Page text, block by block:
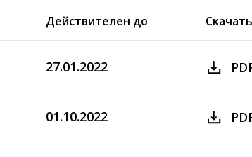
Действителен до Скачать
27.01.2022
01.10.2022